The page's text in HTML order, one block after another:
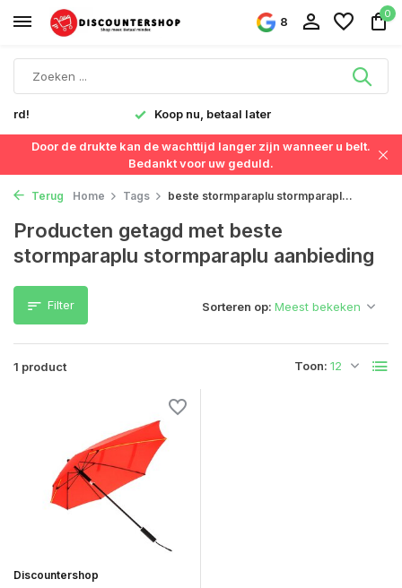
8
0
Koop nu, betaal later
Door de drukte kan de wachttijd langer zijn wanneer u belt.
Bedankt voor uw geduld.
Terug Home Tags beste stormparaplu stormparapl...
Producten getagd met beste
stormparaplu stormparaplu aanbieding
Filter
1 product Toon:
Sorteren op:
Discountershop